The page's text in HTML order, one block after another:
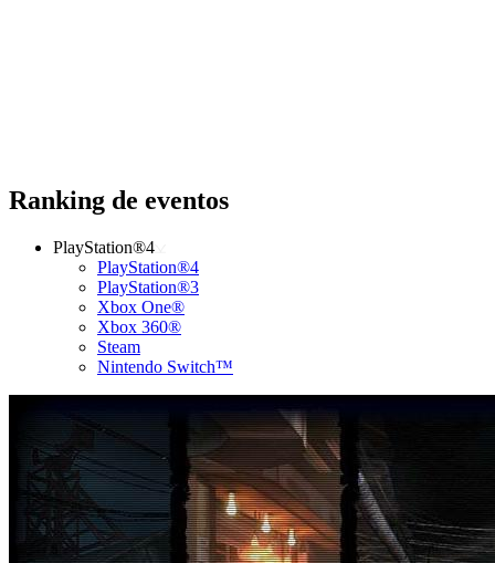
Ranking de eventos
PlayStation®4
PlayStation®4
PlayStation®3
Xbox One®
Xbox 360®
Steam
Nintendo Switch™